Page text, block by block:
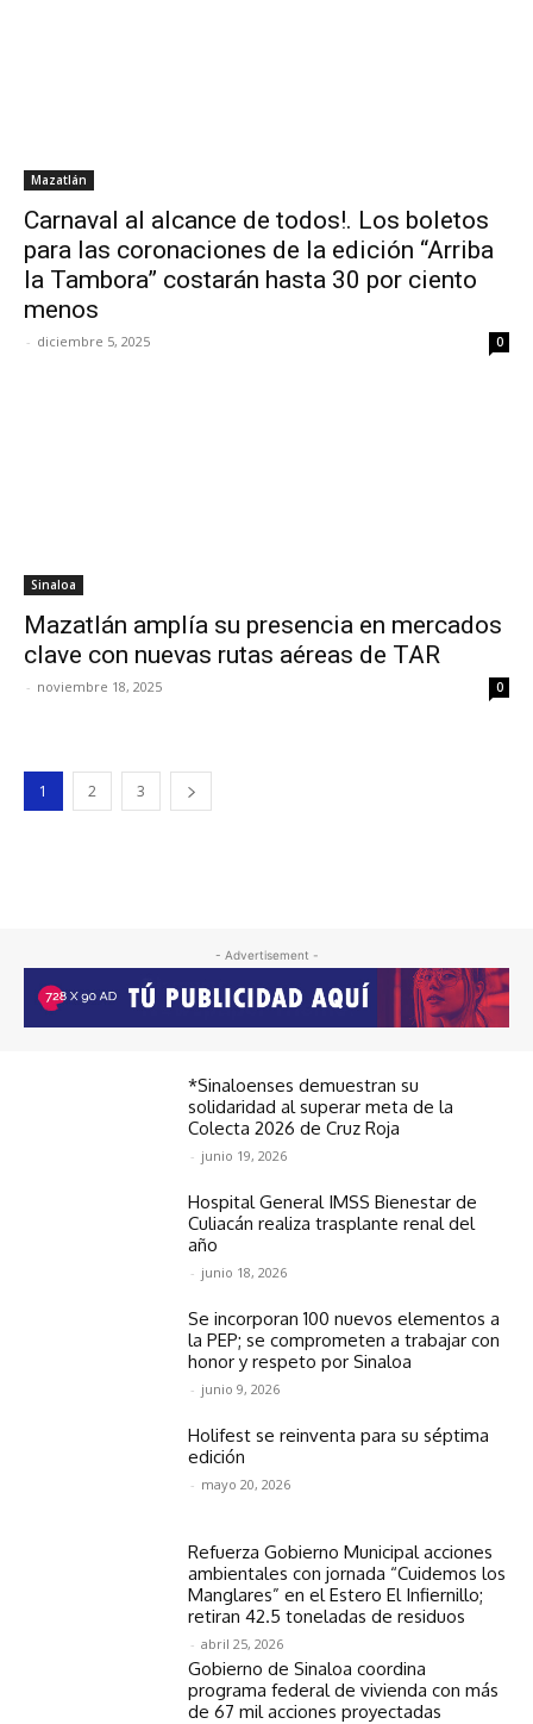
Mazatlán
Carnaval al alcance de todos!. Los boletos
para las coronaciones de la edición “Arriba
la Tambora” costarán hasta 30 por ciento
menos
- diciembre 5, 2025 0
Sinaloa
Mazatlán amplía su presencia en mercados
clave con nuevas rutas aéreas de TAR
- noviembre 18, 2025 0
1 2 3
- Advertisement -
*Sinaloenses demuestran su
solidaridad al superar meta de la
Colecta 2026 de Cruz Roja
- junio 19, 2026
Hospital General IMSS Bienestar de
Culiacán realiza trasplante renal del
año
- junio 18, 2026
Se incorporan 100 nuevos elementos a
la PEP; se comprometen a trabajar con
honor y respeto por Sinaloa
- junio 9, 2026
Holifest se reinventa para su séptima
edición
- mayo 20, 2026
Refuerza Gobierno Municipal acciones
ambientales con jornada “Cuidemos los
Manglares” en el Estero El Infiernillo;
retiran 42.5 toneladas de residuos
- abril 25, 2026
Gobierno de Sinaloa coordina
programa federal de vivienda con más
de 67 mil acciones proyectadas